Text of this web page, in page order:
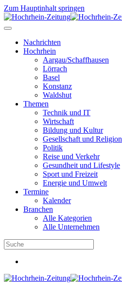
Zum Hauptinhalt springen
Nachrichten
Hochrhein
Aargau/Schaffhausen
Lörrach
Basel
Konstanz
Waldshut
Themen
Technik und IT
Wirtschaft
Bildung und Kultur
Gesellschaft und Religion
Politik
Reise und Verkehr
Gesundheit und Lifestyle
Sport und Freizeit
Energie und Umwelt
Termine
Kalender
Branchen
Alle Kategorien
Alle Unternehmen